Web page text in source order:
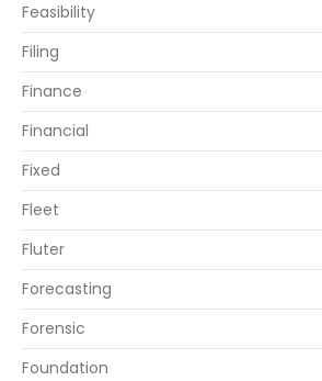
Feasibility
Filing
Finance
Financial
Fixed
Fleet
Fluter
Forecasting
Forensic
Foundation